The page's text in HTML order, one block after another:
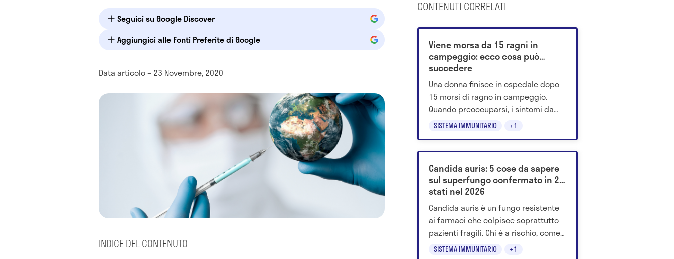
Seguici su Google Discover
Aggiungici alle Fonti Preferite di Google
Data articolo – 23 Novembre, 2020
INDICE DEL CONTENUTO
CONTENUTI CORRELATI
SISTEMA IMMUNITARIO +1
Viene morsa da 15 ragni in
campeggio: ecco cosa può
succedere
Una donna finisce in ospedale dopo
15 morsi di ragno in campeggio.
Quando preoccuparsi, i sintomi da
riconoscere e cosa fare subito.
SISTEMA IMMUNITARIO +1
Candida auris: 5 cose da sapere
sul superfungo confermato in 26
stati nel 2026
Candida auris è un fungo resistente
ai farmaci che colpisce soprattutto
pazienti fragili. Chi è a rischio, come
si trasmette e perché preoccupa.